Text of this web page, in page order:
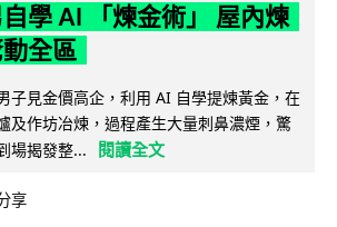
學 AI 「煉金術」 屋內煉
全區
子見金價高企，利用 AI 自學提煉黃金，在
及作坊冶煉，過程產生大量刺鼻濃煙，驚
場揭發整...
閱讀全文
享